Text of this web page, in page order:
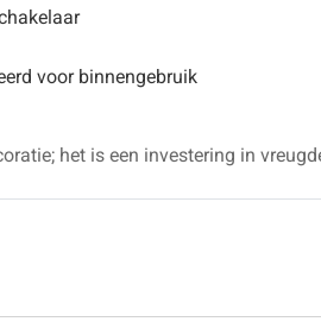
voor binnengebruik
het is een investering in